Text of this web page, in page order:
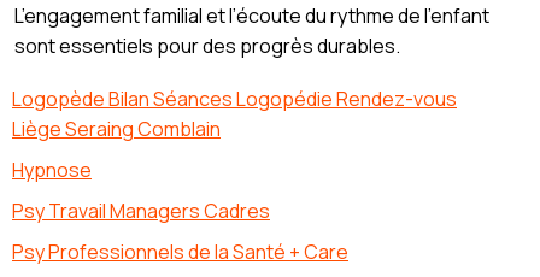
L’engagement familial et l’écoute du rythme de l’enfant
sont essentiels pour des progrès durables.
Logopède Bilan Séances Logopédie Rendez-vous
Liège Seraing Comblain
Hypnose
Psy Travail Managers Cadres
Psy Professionnels de la Santé + Care